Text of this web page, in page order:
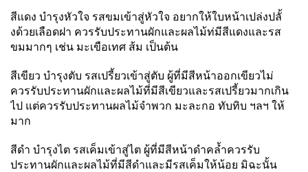
สีแดง บำรุงหัวใจ รสขมเข้าสู่หัวใจ อยากให้ใบหน้าเปล่งปลั้
งด้วยเลือดฝา ควรรับประทานผักและผลไม้ท่มีสีแดงและรส
ขมมากๆ เช่น มะเขือเทศ ส้ม เป็นต้น
สีเขียว บำรุงตับ รสเปรี้ยวเข้าสู่ตับ ผู้ที่มีสีหน้าออกเขียวไม่
ควรรับประทานผักและผลไม้ที่มีสีเขียวและรสเปรี้ยวมากเกิน
ไป แต่ควรรับประทานผลไม้จำพวก มะละกอ ทับทิบ ฯลฯ ให้
มาก
สีดำ บำรุงไต รสเค็มเข้าสู่ไต ผู้ที่มีสีหน้าดำคล้ำควรรับ
ประทานผักและผลไม้ที่มีสีดำและมีรสเค็มให้น้อย มิฉะนั้น